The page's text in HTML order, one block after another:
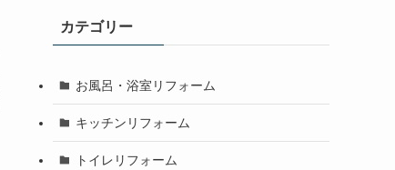
カテゴリー
お風呂・浴室リフォーム
キッチンリフォーム
トイレリフォーム